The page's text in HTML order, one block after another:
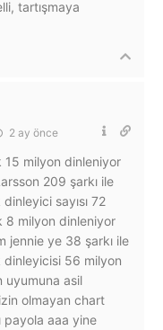
tartışmaya
2 ay önce
15 milyon dinleniyor
209 şarkı ile
sayısı 72
8 milyon dinleniyor
jennie ye 38 şarkı ile
dinleyicisi 56 milyon
uyumuna asil
olmayan chart
payola aaa yine